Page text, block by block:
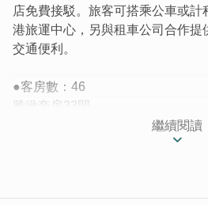
店免費接駁。旅客可搭乘公車或計
港旅運中心，另與租車公司合作提
交通便利。
●客房數：46
雅緻套房33間
繼續閱讀